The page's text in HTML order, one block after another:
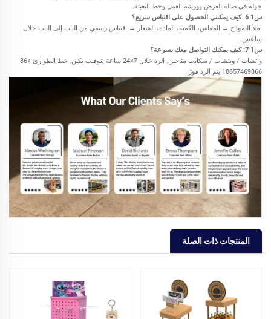
جولة في صالة العرض وورشة العمل وخط التعبئة.
س1
6: كيف يمكنني الحصول على اقتباس سريع؟
املأ النموذج → المقاس، الكمية، المادة، الشعار → اقتباس رسمي من الباب إلى الباب خلال
ساعتين.
س1
7: كيف يمكنك التواصل معك بسرعة؟
واتساب / ويتشات / سكايب متاحين. الرد خلال 7×24 ساعة بتوقيت بكين. خط الطوارئ +86
18657469866 يتم الرد فورًا.
المنتجات ذات الصلة